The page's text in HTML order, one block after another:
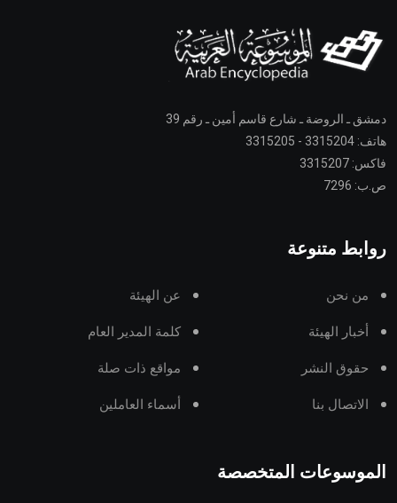
دمشق ـ الروضة ـ شارع قاسم أمين ـ رقم 39
هاتف: 3315204 - 3315205
فاكس: 3315207
ص.ب: 7296
روابط متنوعة
من نحن عن الهيئة
أخبار الهيئة كلمة المدير العام
حقوق النشر مواقع ذات صلة
الاتصال بنا أسماء العاملين
الموسوعات المتخصصة